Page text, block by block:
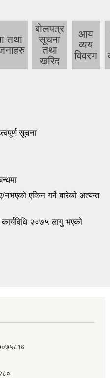
तथा
बोलपत्र
सूचना
तथा
खरिद
आय
व्यय
विवरण
सूचना
नभएको एकिन गर्ने बारेको अत्यन्त
२०७५ लागु भएको